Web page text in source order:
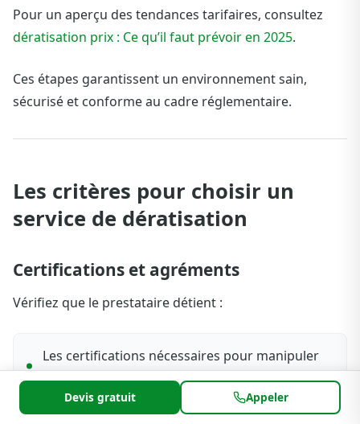
Pour un aperçu des tendances tarifaires, consultez
dératisation prix : Ce qu’il faut prévoir en 2025.
Ces étapes garantissent un environnement sain,
sécurisé et conforme au cadre réglementaire.
Les critères pour choisir un
service de dératisation
Certifications et agréments
Vérifiez que le prestataire détient :
Les certifications nécessaires pour manipuler
les produits biocides
Devis gratuit Appeler